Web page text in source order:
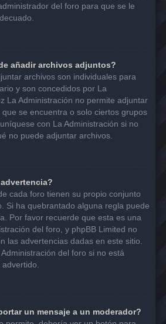
del foro para que se le
añadir archivos adjuntos?
archivos son individuales para
y son concedidos por La
La Administración no permite adjuntar
se encuentra o solo ciertos grupos
con La Administración si no
no puede adjuntar archivos.
cada foro tienen su propio conjunto
Si ha quebrantado alguna regla puede
Por favor recuerde que esta es una
del foro, y phpBB Limited no
las advertencias dadas en este sitio.
del foro si no está
un mensaje a un moderador?